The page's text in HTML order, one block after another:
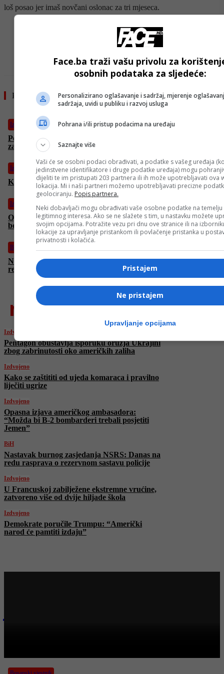
loš posao jer imaš novčani oslonac za tri mjeseca.
- OGLAS -
Pročitajte još
Izdvojeno
Pentagon obustavlja isporuku oružja Ukrajini zbog
zabrinutosti oko američkih zaliha
Izdvojeno
Kako se zaštititi od ujeda komaraca i pravilno liječiti ugrize
Izdvojeno
Opasna izjava američkog ambasadora: “Možda bi B-2
bombarderi trebali posjetiti Jemen”
BiH
Nastavak burnog zasjedanja NSRS: Danas na redu rasprava o
rezervnom sastavu policije
najnovije
Izdvojeno
Pentagon obustavlja isporuku oružja Ukrajini
zbog zabrinutosti oko američkih zaliha
Izdvojeno
Kako se zaštititi od ujeda komaraca i pravilno
liječiti ugrize
Izdvojeno
Opasna izjava američkog ambasadora:
“Možda bi B-2 bombarderi trebali posjetiti
Jemen”
BiH
Nastavak burnog zasjedanja NSRS: Danas na
redu rasprava o rezervnom sastavu policije
Izdvojeno
U Francuskoj zabilježene ekstremne vrućine,
zatvoreno više od dvije hiljade škola
Izdvojeno
Demokrate poručile Trumpu: “Američki
narod će pamtiti izdaju”
Face.ba traži vašu privolu za
osobnih podataka za sljedeće:
Personalizirano oglašavanje i sadržaj, mjerenje
sadržaja, uvidi u publiku i razvoj usluga
Pohrana i/ili pristup podacima na uređaju
Saznajte više
Vaši će se osobni podaci obrađivati, a podatke s vašeg uređaja
jedinstvene identifikatore i druge podatke uređaja) mogu
dijeliti te im pristupati 203 partnera ili ih može upotrebljavati ova
lokacija. Mi i naši partneri možemo upotrebljavati precizne
geolociranju. Popis partnera.
Neki dobavljači mogu obrađivati vaše osobne podatke na temelju
legitimnog interesa. Ako se ne slažete s tim, u nastavku možete
svojim opcijama. Potražite vezu pri dnu ove stranice ili na
lokacije za upravljanje pristankom ili povlačenje pristanka u
privatnosti i kolačića.
Pristajem
Ne pristajem
Upravljanje opcijama